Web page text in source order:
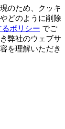
のため、クッキ
どのように削除
ポリシー でご
弊社のウェブサ
を理解いただき